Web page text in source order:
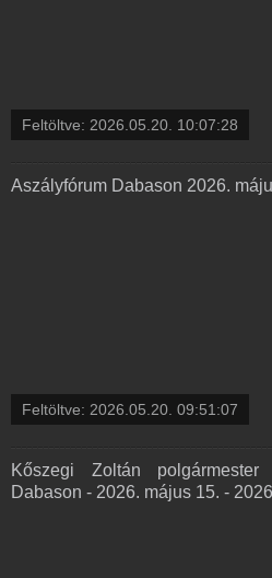
Feltöltve: 2026.05.20. 10:07:28
Aszályfórum Dabason 2026.
Feltöltve: 2026.05.20. 09:51:07
Kőszegi Zoltán
Dabason - 2026. május 15. -